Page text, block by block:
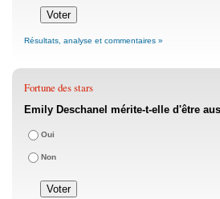
Résultats, analyse et commentaires »
Fortune des stars
Emily Deschanel mérite-t-elle d'être
Oui
Non